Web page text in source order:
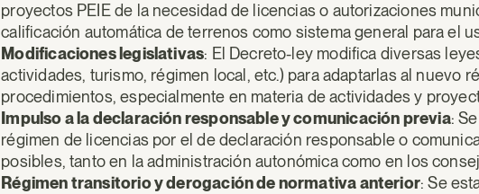
proyectos PEIE de la necesidad de licencias o autorizaciones
calificación automática de terrenos como sistema general para el
Modificaciones legislativas: El Decreto-ley modifica diversas
actividades, turismo, régimen local, etc.) para adaptarlas al nuevo
procedimientos, especialmente en materia de actividades y
Impulso a la declaración responsable y comunicación previa:
régimen de licencias por el de declaración responsable o
posibles, tanto en la administración autonómica como en los
Régimen transitorio y derogación de normativa anterior: Se